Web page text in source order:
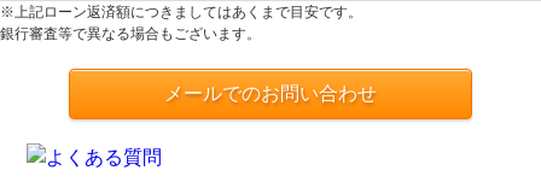
※上記ローン返済額につきましてはあくまで目安です。
銀行審査等で異なる場合もございます。
メールでのお問い合わせ